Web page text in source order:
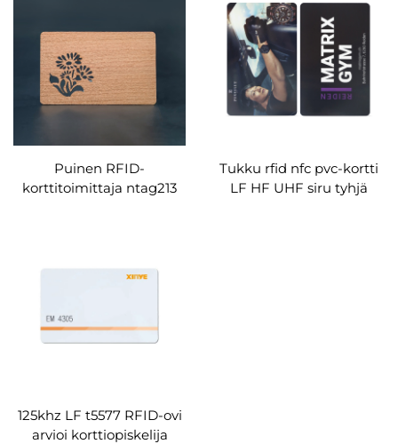
Puinen RFID-
korttitoimittaja ntag213
Tukku rfid nfc pvc-kortti
LF HF UHF siru tyhjä
125khz LF t5577 RFID-ovi
arvioi korttiopiskelija